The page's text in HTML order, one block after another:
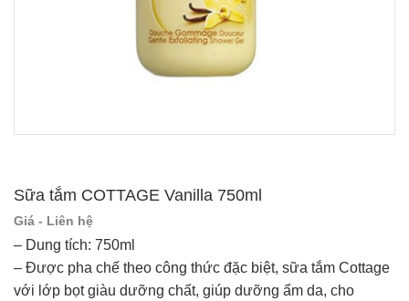
Sữa tắm COTTAGE Vanilla 750ml
Giá - Liên hệ
– Dung tích: 750ml
– Được pha chế theo công thức đặc biệt, sữa tắm Cottage
với lớp bọt giàu dưỡng chất, giúp dưỡng ẩm da, cho